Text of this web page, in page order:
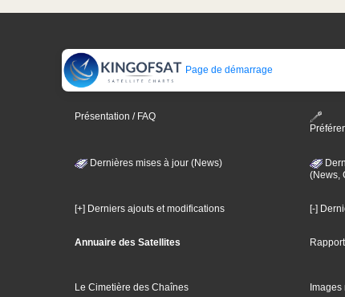
Page de démarrage
Présentation / FAQ
Dernières mises à jour (News)
(News,
[+] Derniers ajouts et modifications [-]
Annuaire des Satellites
Le Cimetière des Chaînes